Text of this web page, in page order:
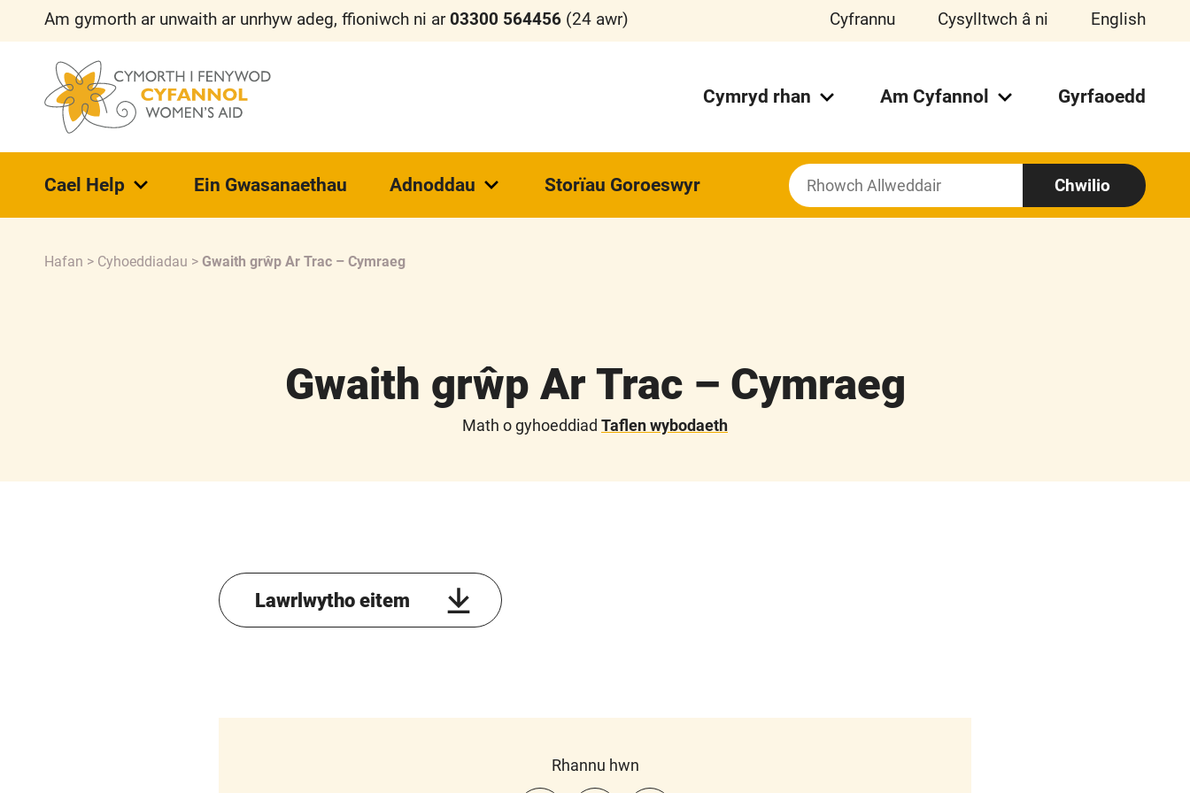
Am gymorth ar unwaith ar unrhyw adeg, ffioniwch ni ar03300 564456 (24 awr) Cyfrannu Cysylltwch â ni English
Cymryd rhan Am Cyfannol Gyrfaoedd
Cael Help Ein Gwasanaethau Adnoddau Storïau Goroeswyr
Chwilio
Am:
Chwilio
Hafan > Cyhoeddiadau > Gwaith grŵp Ar Trac – Cymraeg
Gwaith grŵp Ar Trac – Cymraeg
Math o gyhoeddiad Taflen wybodaeth
Lawrlwytho eitem
Rhannu hwn